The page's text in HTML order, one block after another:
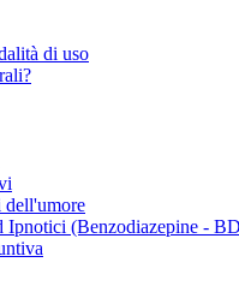
di uso
dell'umore
Ipnotici (Benzodiazepine -